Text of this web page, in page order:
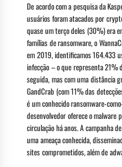
De acordo com a pesquisa da
usuários foram atacados por
quase um terço deles (30%) era
famílias de ransomware, o
em 2019, identificamos 164.433
infecção – o que representa 21%
seguida, mas com uma distância
GandCrab (com 11% das
é um conhecido ransomware-
desenvolvedor oferece o malware
circulação há anos. A campanha
uma ameaça conhecida,
sites comprometidos, além de